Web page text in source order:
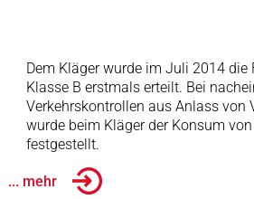
Dem Kläger wurde im Juli 2014 die
Klasse B erstmals erteilt. Bei
Verkehrskontrollen aus Anlass von
wurde beim Kläger der Konsum
festgestellt.
... mehr